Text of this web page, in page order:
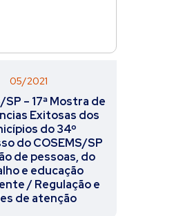
05/2021
SP – 17ª Mostra de
Exitosas dos
do 34º
do COSEMS/SP
de pessoas, do
e educação
/ Regulação e
de atenção